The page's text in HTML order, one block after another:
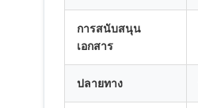
การสนับสนุน
เอกสาร
ปลายทาง